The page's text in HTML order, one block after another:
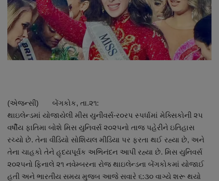
About Author
Contact
રાષ્ટ્રીય
ગુજરાત
જુનાગઢ
(એજન્સી) બેંગકોક, તા.૨૧:
થાઇલેન્ડમાં યોજાયેલી મીસ યુનીવર્સ-ર૦રપ સ્પર્ધામાં મેક્સિકોની ૨૫
વર્ષીય ફાતિમા બોશે મિસ યુનિવર્સ ૨૦૨૫નો તાજ પહેરીને ઇતિહાસ
રચ્યો છે. તેના વીડિયો સોશિયલ મીડિયા પર ફરતા થઈ રહ્યા છે, અને
તેના ચાહકો તેને હૃદયપૂર્વક અભિનંદન આપી રહ્યા છે. મિસ યુનિવર્સ
૨૦૨૫નો ફિનાલે ૨૧ નવેમ્બરના રોજ થાઇલેન્ડના બેંગકોકમાં યોજાઈ
હતી અને ભારતીય સમય મુજબ આજે સવારે ૬:૩૦ વાગ્યે શરૂ થયો